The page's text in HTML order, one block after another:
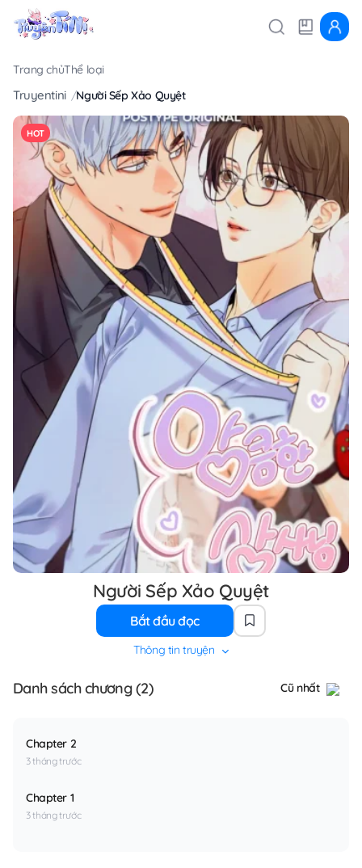
Trang chủThể loại
Truyentini Người Sếp Xảo Quyệt
HOT
Người Sếp Xảo Quyệt
Bắt đầu đọc
Thông tin truyện
Danh sách chương (2) Cũ nhất
Chapter 2
3 tháng trước
Chapter 1
3 tháng trước